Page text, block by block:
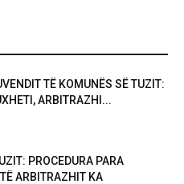
TË KOMUNËS SË TUZIT:
ARBITRAZHI...
PROCEDURA PARA
ARBITRAZHIT KA